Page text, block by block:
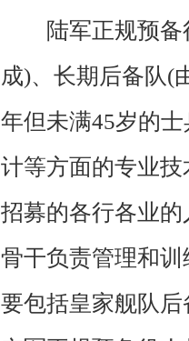
陆军正规预
成)、长期后备队(
年但未满45岁的
计等方面的专业
招募的各行各业
骨干负责管理和训
要包括皇家舰队